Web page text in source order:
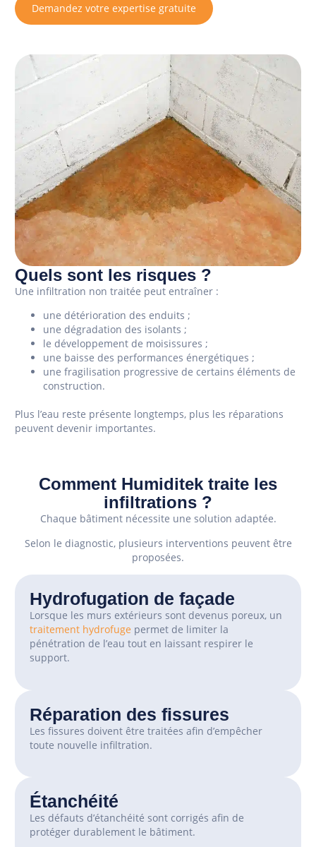
Demandez votre expertise gratuite
Quels sont les risques ?
Une infiltration non traitée peut entraîner :
une détérioration des enduits ;
une dégradation des isolants ;
le développement de moisissures ;
une baisse des performances énergétiques ;
une fragilisation progressive de certains éléments de
construction.
Plus l’eau reste présente longtemps, plus les réparations
peuvent devenir importantes.
Comment Humiditek traite les
infiltrations ?
Chaque bâtiment nécessite une solution adaptée.
Selon le diagnostic, plusieurs interventions peuvent être
proposées.
Hydrofugation de façade
Lorsque les murs extérieurs sont devenus poreux, un
traitement hydrofuge permet de limiter la
pénétration de l’eau tout en laissant respirer le
support.
Réparation des fissures
Les fissures doivent être traitées afin d’empêcher
toute nouvelle infiltration.
Étanchéité
Les défauts d’étanchéité sont corrigés afin de
protéger durablement le bâtiment.